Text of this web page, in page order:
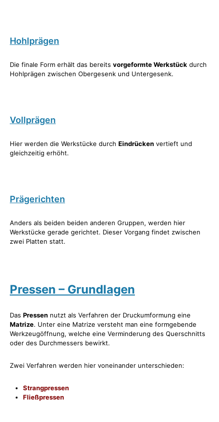
Hohlprägen
Die finale Form erhält das bereits vorgeformte Werkstück durch
Hohlprägen zwischen Obergesenk und Untergesenk.
Vollprägen
Hier werden die Werkstücke durch Eindrücken vertieft und
gleichzeitig erhöht.
Prägerichten
Anders als beiden beiden anderen Gruppen, werden hier
Werkstücke gerade gerichtet. Dieser Vorgang findet zwischen
zwei Platten statt.
Pressen – Grundlagen
Das Pressen nutzt als Verfahren der Druckumformung eine
Matrize. Unter eine Matrize versteht man eine formgebende
Werkzeugöffnung, welche eine Verminderung des Querschnitts
oder des Durchmessers bewirkt.
Zwei Verfahren werden hier voneinander unterschieden:
Strangpressen
Fließpressen